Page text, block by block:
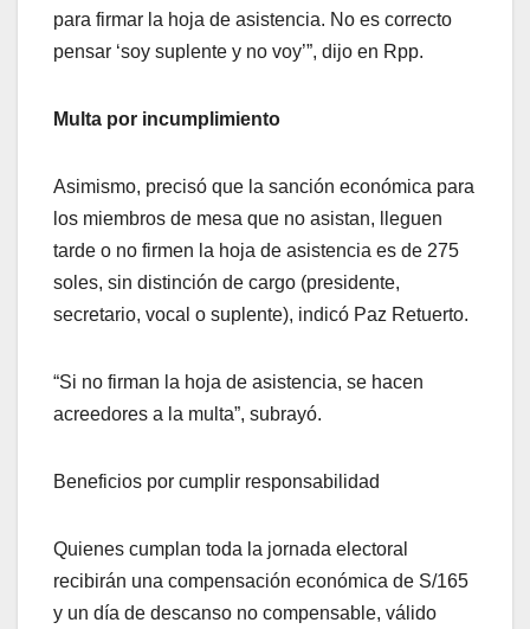
para firmar la hoja de asistencia. No es correcto
pensar ‘soy suplente y no voy’”, dijo en Rpp.
Multa por incumplimiento
Asimismo, precisó que la sanción económica para
los miembros de mesa que no asistan, lleguen
tarde o no firmen la hoja de asistencia es de 275
soles, sin distinción de cargo (presidente,
secretario, vocal o suplente), indicó Paz Retuerto.
“Si no firman la hoja de asistencia, se hacen
acreedores a la multa”, subrayó.
Beneficios por cumplir responsabilidad
Quienes cumplan toda la jornada electoral
recibirán una compensación económica de S/165
y un día de descanso no compensable, válido